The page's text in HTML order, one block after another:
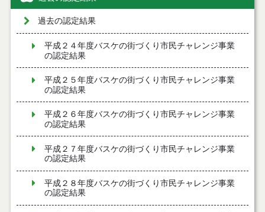
過去の認定結果
平成２４年度バスケの街づくり市民チャレンジ事業
の認定結果
平成２５年度バスケの街づくり市民チャレンジ事業
の認定結果
平成２６年度バスケの街づくり市民チャレンジ事業
の認定結果
平成２７年度バスケの街づくり市民チャレンジ事業
の認定結果
平成２８年度バスケの街づくり市民チャレンジ事業
の認定結果